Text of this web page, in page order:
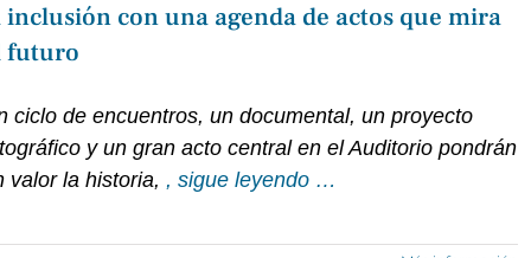
inclusión con una agenda de actos que mira
futuro
ciclo de encuentros, un documental, un proyecto
y un gran acto central en el Auditorio pondrán
valor la historia, , sigue leyendo …